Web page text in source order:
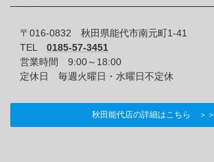
〒016-0832 秋田県能代市南元町1-41
TEL 0185-57-3451
営業時間 9:00～18:00
定休日 毎週火曜日・水曜日不定休
秋田能代店の詳細はこちら ＞＞